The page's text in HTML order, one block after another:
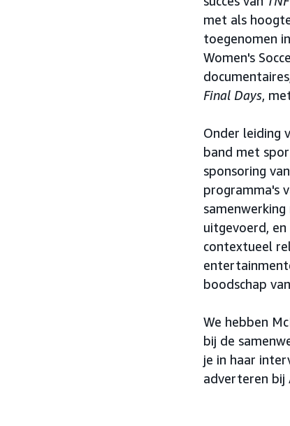
met als
toegenomen
Women's
Final Days,
Onder leiding
band met
sponsoring
programma's
uitgevoerd,
contextueel
boodschap
We hebben
bij de
je in haar
adverteren bij